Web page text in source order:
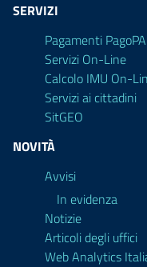
SERVIZI
Pagamenti PagoPA
Servizi On-Line
Calcolo IMU On-
Servizi ai cittadini
SitGEO
NOVITÀ
Avvisi
In evidenza
Notizie
Articoli degli uffici
Web Analytics